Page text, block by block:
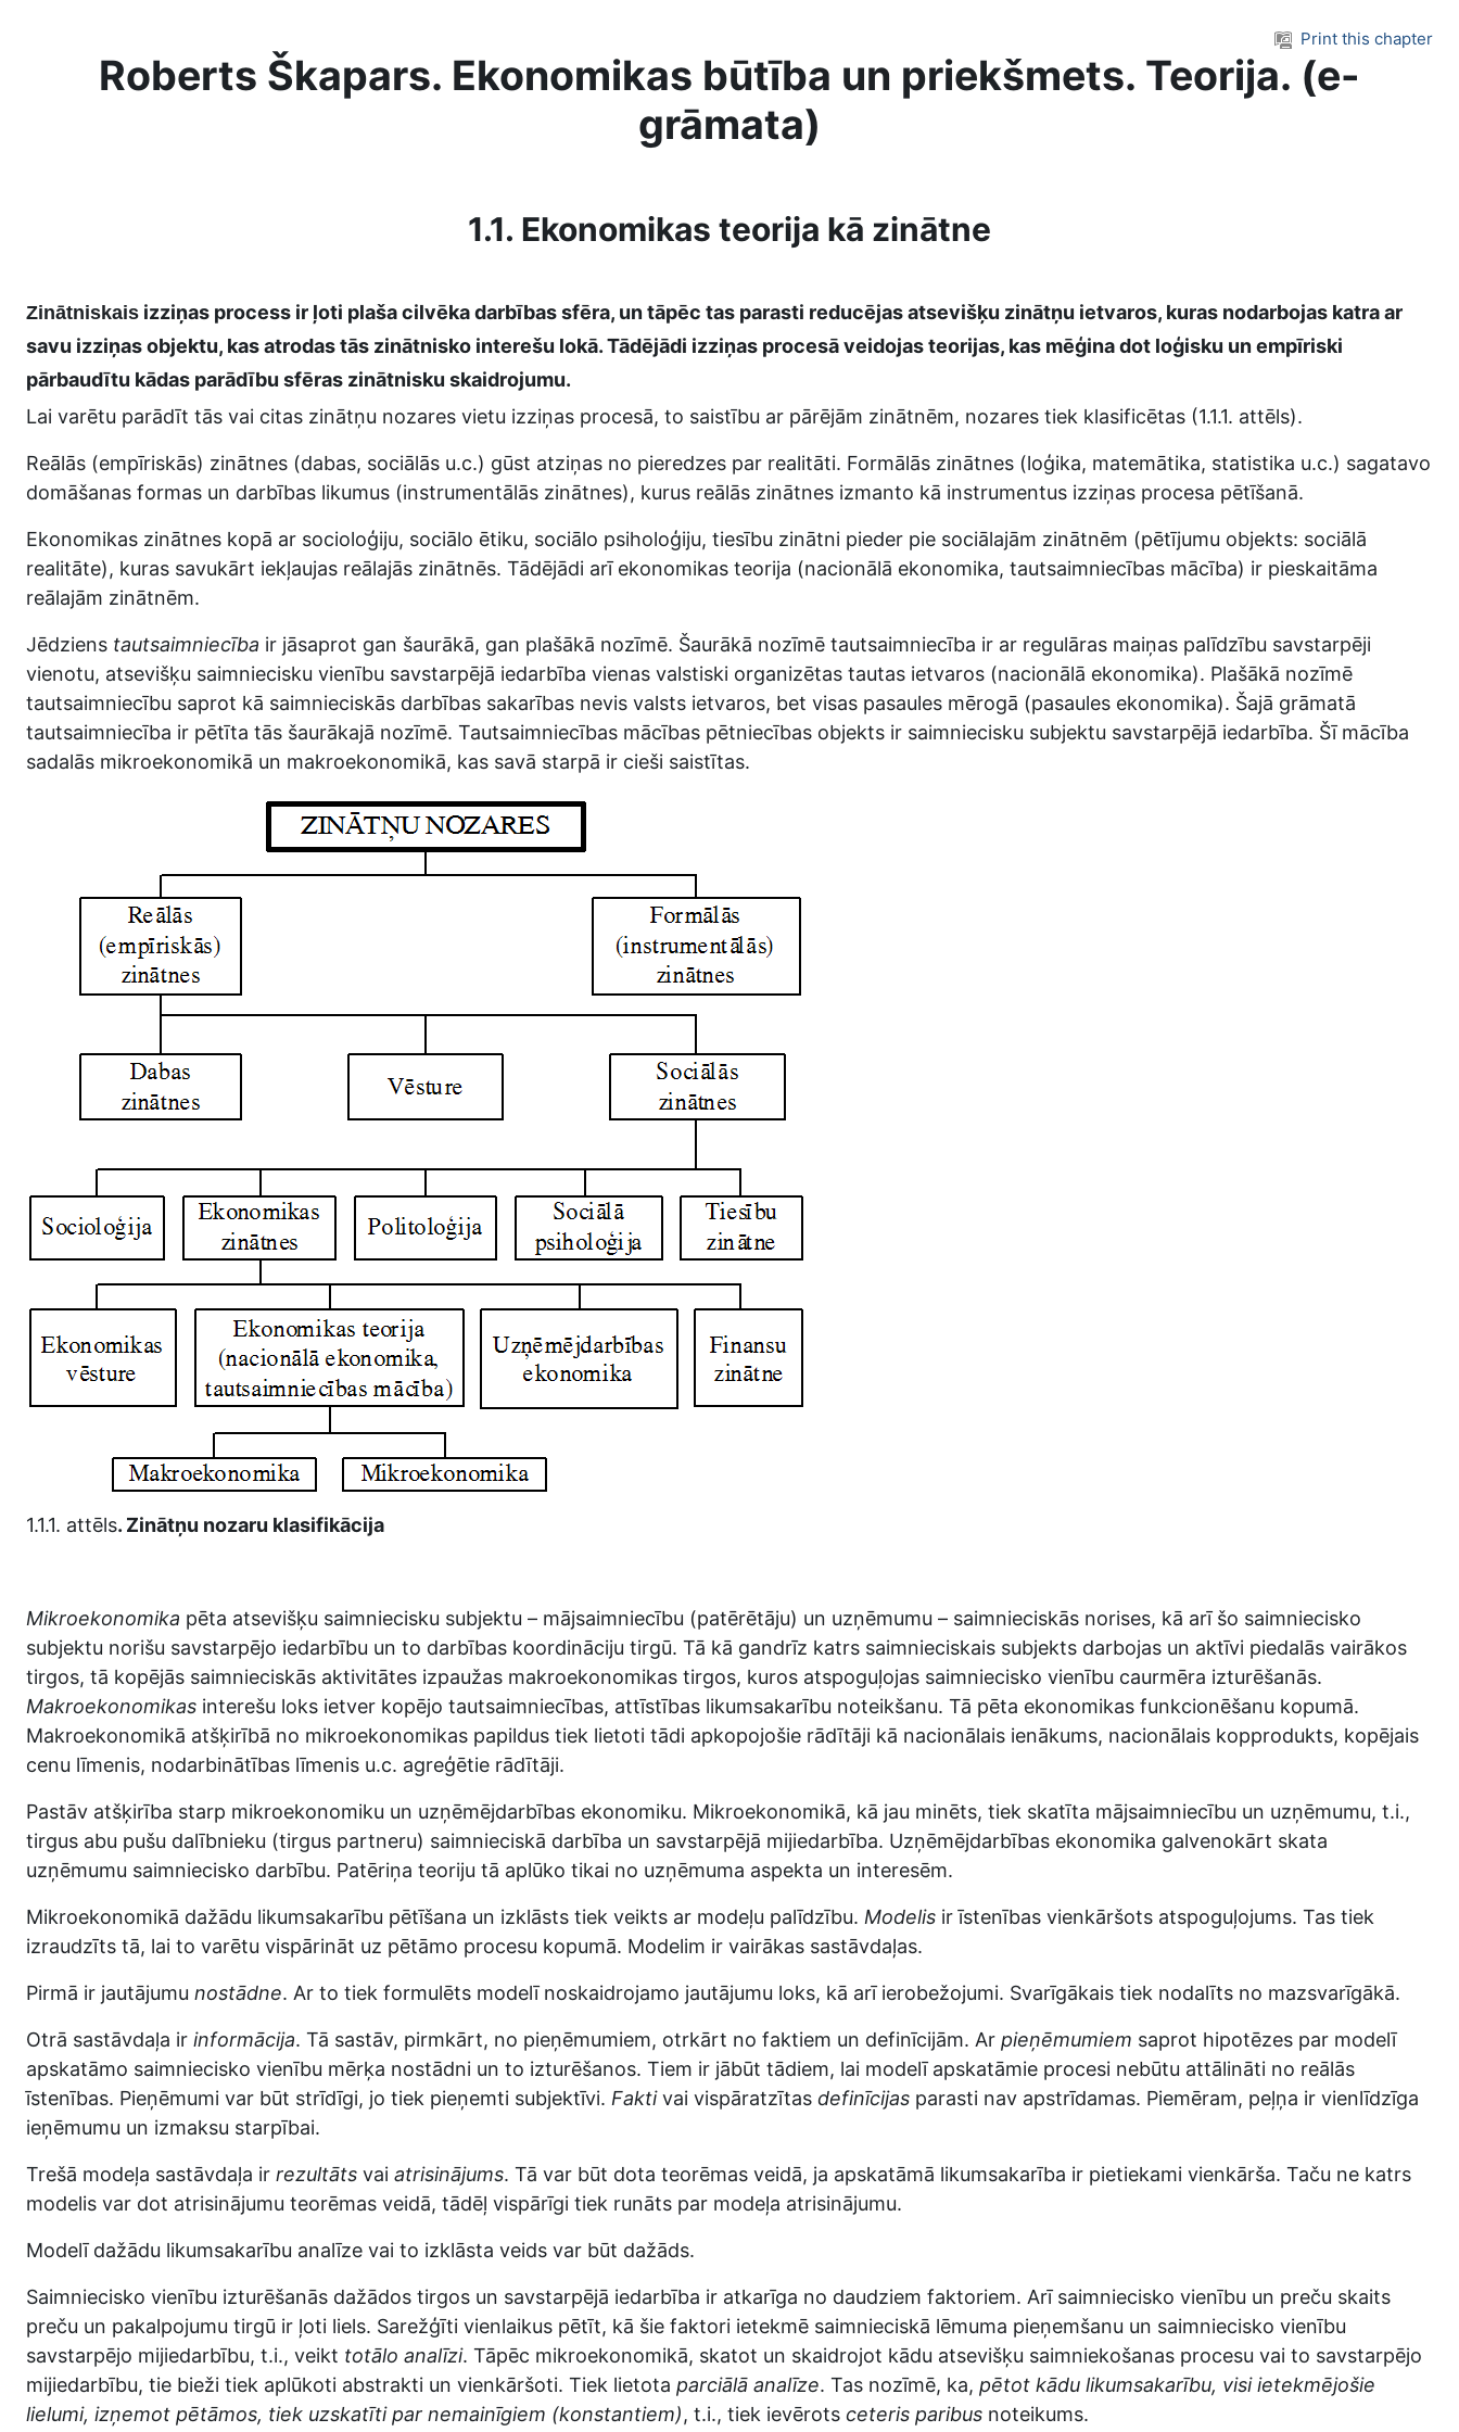
Print this chapter
Roberts Škapars. Ekonomikas būtība un priekšmets. Teorija. (e-
grāmata)
1.1. Ekonomikas teorija kā zinātne
Zinātniskais izziņas process ir ļoti plaša cilvēka darbības sfēra, un tāpēc tas parasti reducējas atsevišķu zinātņu ietvaros, kuras nodarbojas katra ar
savu izziņas objektu, kas atrodas tās zinātnisko interešu lokā. Tādējādi izziņas procesā veidojas teorijas, kas mēģina dot loģisku un empīriski
pārbaudītu kādas parādību sfēras zinātnisku skaidrojumu.
Lai varētu parādīt tās vai citas zinātņu nozares vietu izziņas procesā, to saistību ar pārējām zinātnēm, nozares tiek klasificētas (1.1.1. attēls).
Reālās (empīriskās) zinātnes (dabas, sociālās u.c.) gūst atziņas no pieredzes par realitāti. Formālās zinātnes (loģika, matemātika, statistika u.c.) sagatavo
domāšanas formas un darbības likumus (instrumentālās zinātnes), kurus reālās zinātnes izmanto kā instrumentus izziņas procesa pētīšanā.
Ekonomikas zinātnes kopā ar socioloģiju, sociālo ētiku, sociālo psiholoģiju, tiesību zinātni pieder pie sociālajām zinātnēm (pētījumu objekts: sociālā
realitāte), kuras savukārt iekļaujas reālajās zinātnēs. Tādējādi arī ekonomikas teorija (nacionālā ekonomika, tautsaimniecības mācība) ir pieskaitāma
reālajām zinātnēm.
Jēdziens tautsaimniecība ir jāsaprot gan šaurākā, gan plašākā nozīmē. Šaurākā nozīmē tautsaimniecība ir ar regulāras maiņas palīdzību savstarpēji
vienotu, atsevišķu saimniecisku vienību savstarpējā iedarbība vienas valstiski organizētas tautas ietvaros (nacionālā ekonomika). Plašākā nozīmē
tautsaimniecību saprot kā saimnieciskās darbības sakarības nevis valsts ietvaros, bet visas pasaules mērogā (pasaules ekonomika). Šajā grāmatā
tautsaimniecība ir pētīta tās šaurākajā nozīmē. Tautsaimniecības mācības pētniecības objekts ir saimniecisku subjektu savstarpējā iedarbība. Šī mācība
sadalās mikroekonomikā un makroekonomikā, kas savā starpā ir cieši saistītas.
1.1.1. attēls. Zinātņu nozaru klasifikācija
Mikroekonomika pēta atsevišķu saimniecisku subjektu – mājsaimniecību (patērētāju) un uzņēmumu – saimnieciskās norises, kā arī šo saimniecisko
subjektu norišu savstarpējo iedarbību un to darbības koordināciju tirgū. Tā kā gandrīz katrs saimnieciskais subjekts darbojas un aktīvi piedalās vairākos
tirgos, tā kopējās saimnieciskās aktivitātes izpaužas makroekonomikas tirgos, kuros atspoguļojas saimniecisko vienību caurmēra izturēšanās.
Makroekonomikas interešu loks ietver kopējo tautsaimniecības, attīstības likumsakarību noteikšanu. Tā pēta ekonomikas funkcionēšanu kopumā.
Makroekonomikā atšķirībā no mikroekonomikas papildus tiek lietoti tādi apkopojošie rādītāji kā nacionālais ienākums, nacionālais kopprodukts, kopējais
cenu līmenis, nodarbinātības līmenis u.c. agreģētie rādītāji.
Pastāv atšķirība starp mikroekonomiku un uzņēmējdarbības ekonomiku. Mikroekonomikā, kā jau minēts, tiek skatīta mājsaimniecību un uzņēmumu, t.i.,
tirgus abu pušu dalībnieku (tirgus partneru) saimnieciskā darbība un savstarpējā mijiedarbība. Uzņēmējdarbības ekonomika galvenokārt skata
uzņēmumu saimniecisko darbību. Patēriņa teoriju tā aplūko tikai no uzņēmuma aspekta un interesēm.
Mikroekonomikā dažādu likumsakarību pētīšana un izklāsts tiek veikts ar modeļu palīdzību. Modelis ir īstenības vienkāršots atspoguļojums. Tas tiek
izraudzīts tā, lai to varētu vispārināt uz pētāmo procesu kopumā. Modelim ir vairākas sastāvdaļas.
Pirmā ir jautājumu nostādne. Ar to tiek formulēts modelī noskaidrojamo jautājumu loks, kā arī ierobežojumi. Svarīgākais tiek nodalīts no mazsvarīgākā.
Otrā sastāvdaļa ir informācija. Tā sastāv, pirmkārt, no pieņēmumiem, otrkārt no faktiem un definīcijām. Ar pieņēmumiem saprot hipotēzes par modelī
apskatāmo saimniecisko vienību mērķa nostādni un to izturēšanos. Tiem ir jābūt tādiem, lai modelī apskatāmie procesi nebūtu attālināti no reālās
īstenības. Pieņēmumi var būt strīdīgi, jo tiek pieņemti subjektīvi. Faktivai vispāratzītas definīcijas parasti nav apstrīdamas. Piemēram, peļņa ir vienlīdzīga
ieņēmumu un izmaksu starpībai.
Trešā modeļa sastāvdaļa ir rezultāts vai atrisinājums. Tā var būt dota teorēmas veidā, ja apskatāmā likumsakarība ir pietiekami vienkārša. Taču ne katrs
modelis var dot atrisinājumu teorēmas veidā, tādēļ vispārīgi tiek runāts par modeļa atrisinājumu.
Modelī dažādu likumsakarību analīze vai to izklāsta veids var būt dažāds.
Saimniecisko vienību izturēšanās dažādos tirgos un savstarpējā iedarbība ir atkarīga no daudziem faktoriem. Arī saimniecisko vienību un preču skaits
preču un pakalpojumu tirgū ir ļoti liels. Sarežģīti vienlaikus pētīt, kā šie faktori ietekmē saimnieciskā lēmuma pieņemšanu un saimniecisko vienību
savstarpējo mijiedarbību, t.i., veikt totālo analīzi. Tāpēc mikroekonomikā, skatot un skaidrojot kādu atsevišķu saimniekošanas procesu vai to savstarpējo
mijiedarbību, tie bieži tiek aplūkoti abstrakti un vienkāršoti. Tiek lietota parciālā analīze. Tas nozīmē, ka, pētot kādu likumsakarību, visi ietekmējošie
lielumi, izņemot pētāmos, tiek uzskatīti par nemainīgiem (konstantiem), t.i., tiek ievērots ceteris paribus noteikums.